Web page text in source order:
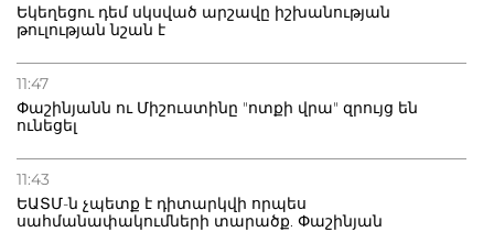
Եկեղեցու դեմ սկսված արշավը իշխանության
թուլության նշան է
11:47
Փաշինյանն ու Միշուստինը "ոտքի վրա" զրույց են
ունեցել
11:43
ԵԱՏՄ-ն չպետք է դիտարկվի որպես
սահմանափակումների տարածք. Փաշինյան